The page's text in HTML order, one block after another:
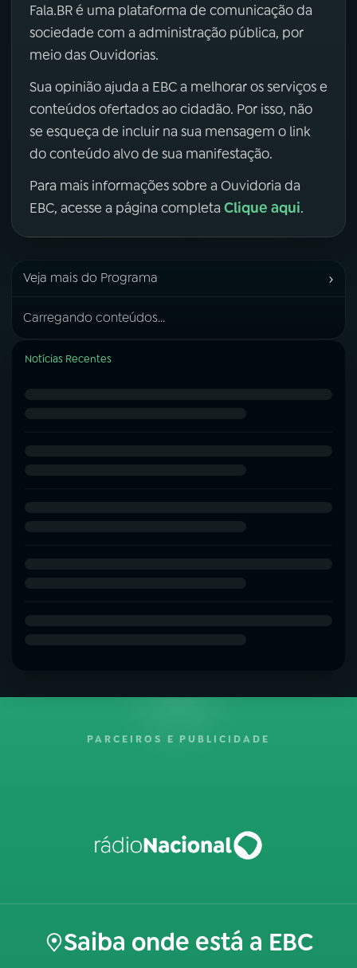
Fala.BR é uma plataforma de comunicação da
sociedade com a administração pública, por
meio das Ouvidorias.
Sua opinião ajuda a EBC a melhorar os serviços e
conteúdos ofertados ao cidadão. Por isso, não
se esqueça de incluir na sua mensagem o link
do conteúdo alvo de sua manifestação.
Para mais informações sobre a Ouvidoria da
EBC, acesse a página completa Clique aqui.
Veja mais do Programa ›
Carregando conteúdos...
Notícias Recentes
PARCEIROS E PUBLICIDADE
Saiba onde está a EBC